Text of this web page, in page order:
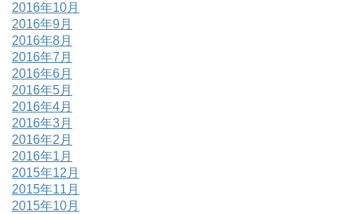
2016年10月
2016年9月
2016年8月
2016年7月
2016年6月
2016年5月
2016年4月
2016年3月
2016年2月
2016年1月
2015年12月
2015年11月
2015年10月